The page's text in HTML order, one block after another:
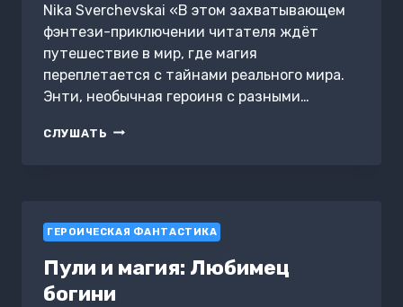
Nika Sverchevskai «В этом захватывающем
фэнтези-приключении читателя ждёт
путешествие в мир, где магия
переплетается с тайнами реального мира.
Энти, необычная героиня с разными…
СЛУШАТЬ ГОЛОВОЛОМКА
ГЕРОИЧЕСКАЯ ФАНТАСТИКА
Пули и магия: Любимец
богини